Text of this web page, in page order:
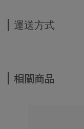
運送方式
相關商品